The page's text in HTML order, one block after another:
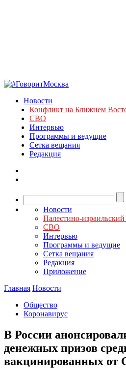
Новости
Конфликт на Ближнем
СВО
Интервью
Программы и ведущие
Сетка вещания
Редакция
Новости
Палестино-
СВО
Интервью
Программы и ведущие
Сетка вещания
Редакция
Приложение
Главная Новости
Общество
Коронавирус
В России
денежных призов
вакцинированных от